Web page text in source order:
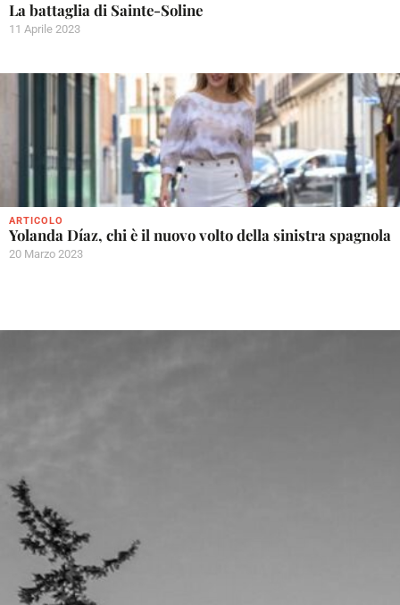
La battaglia di Sainte-Soline
11 Aprile 2023
ARTICOLO
Yolanda Díaz, chi è il nuovo volto della sinistra spagnola
20 Marzo 2023